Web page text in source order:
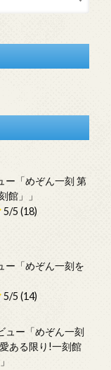
ー「めぞん一刻 第
館」」
5/5 (18)
ー「めぞん一刻を
5/5 (14)
ュー「めぞん一刻
ある限り!一刻館